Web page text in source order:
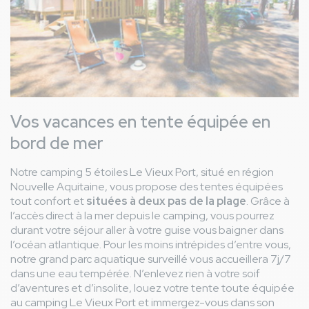
étoiles On avait besoin de calme et on était à côté des
cours de tennis donc à 8h ou 9h le matin on était réveillé…
On ne renouvellera pas l’expérience
Avis général
thumb_upCamping et animation très bonne mais tarif très élevé
par rapport aux prestations de notre emplacement
thumb_downBeaucoup de monde et piste cyclable et piéton non
adaptée à l’entrée du camping
Du 17/08/2024 au 24/08/2024
Famille avec enfant(s)
Avis hébergement
thumb_upPratique et confortable
Avis général
thumb_upCamping très propre et bien agencé, bien ombragé et
accès à pied à la plage.. Animations au top ! (Yes !) :p
thumb_downLa température des bassins trop froide.
Vos vacances en tente équipée en
bord de mer
Notre camping 5 étoiles Le Vieux Port, situé en région
Nouvelle Aquitaine, vous propose des tentes équipées
tout confort etsituées à deux pas de la plage. Grâce à
l’accès direct à la mer depuis le camping, vous pourrez
durant votre séjour aller à votre guise vous baigner dans
l’océan atlantique. Pour les moins intrépides d’entre vous,
notre grand parc aquatique surveillé vous accueillera 7j/7
dans une eau tempérée. N’enlevez rien à votre soif
d’aventures et d’insolite, louez votre tente toute équipée
au camping Le Vieux Port et immergez-vous dans son